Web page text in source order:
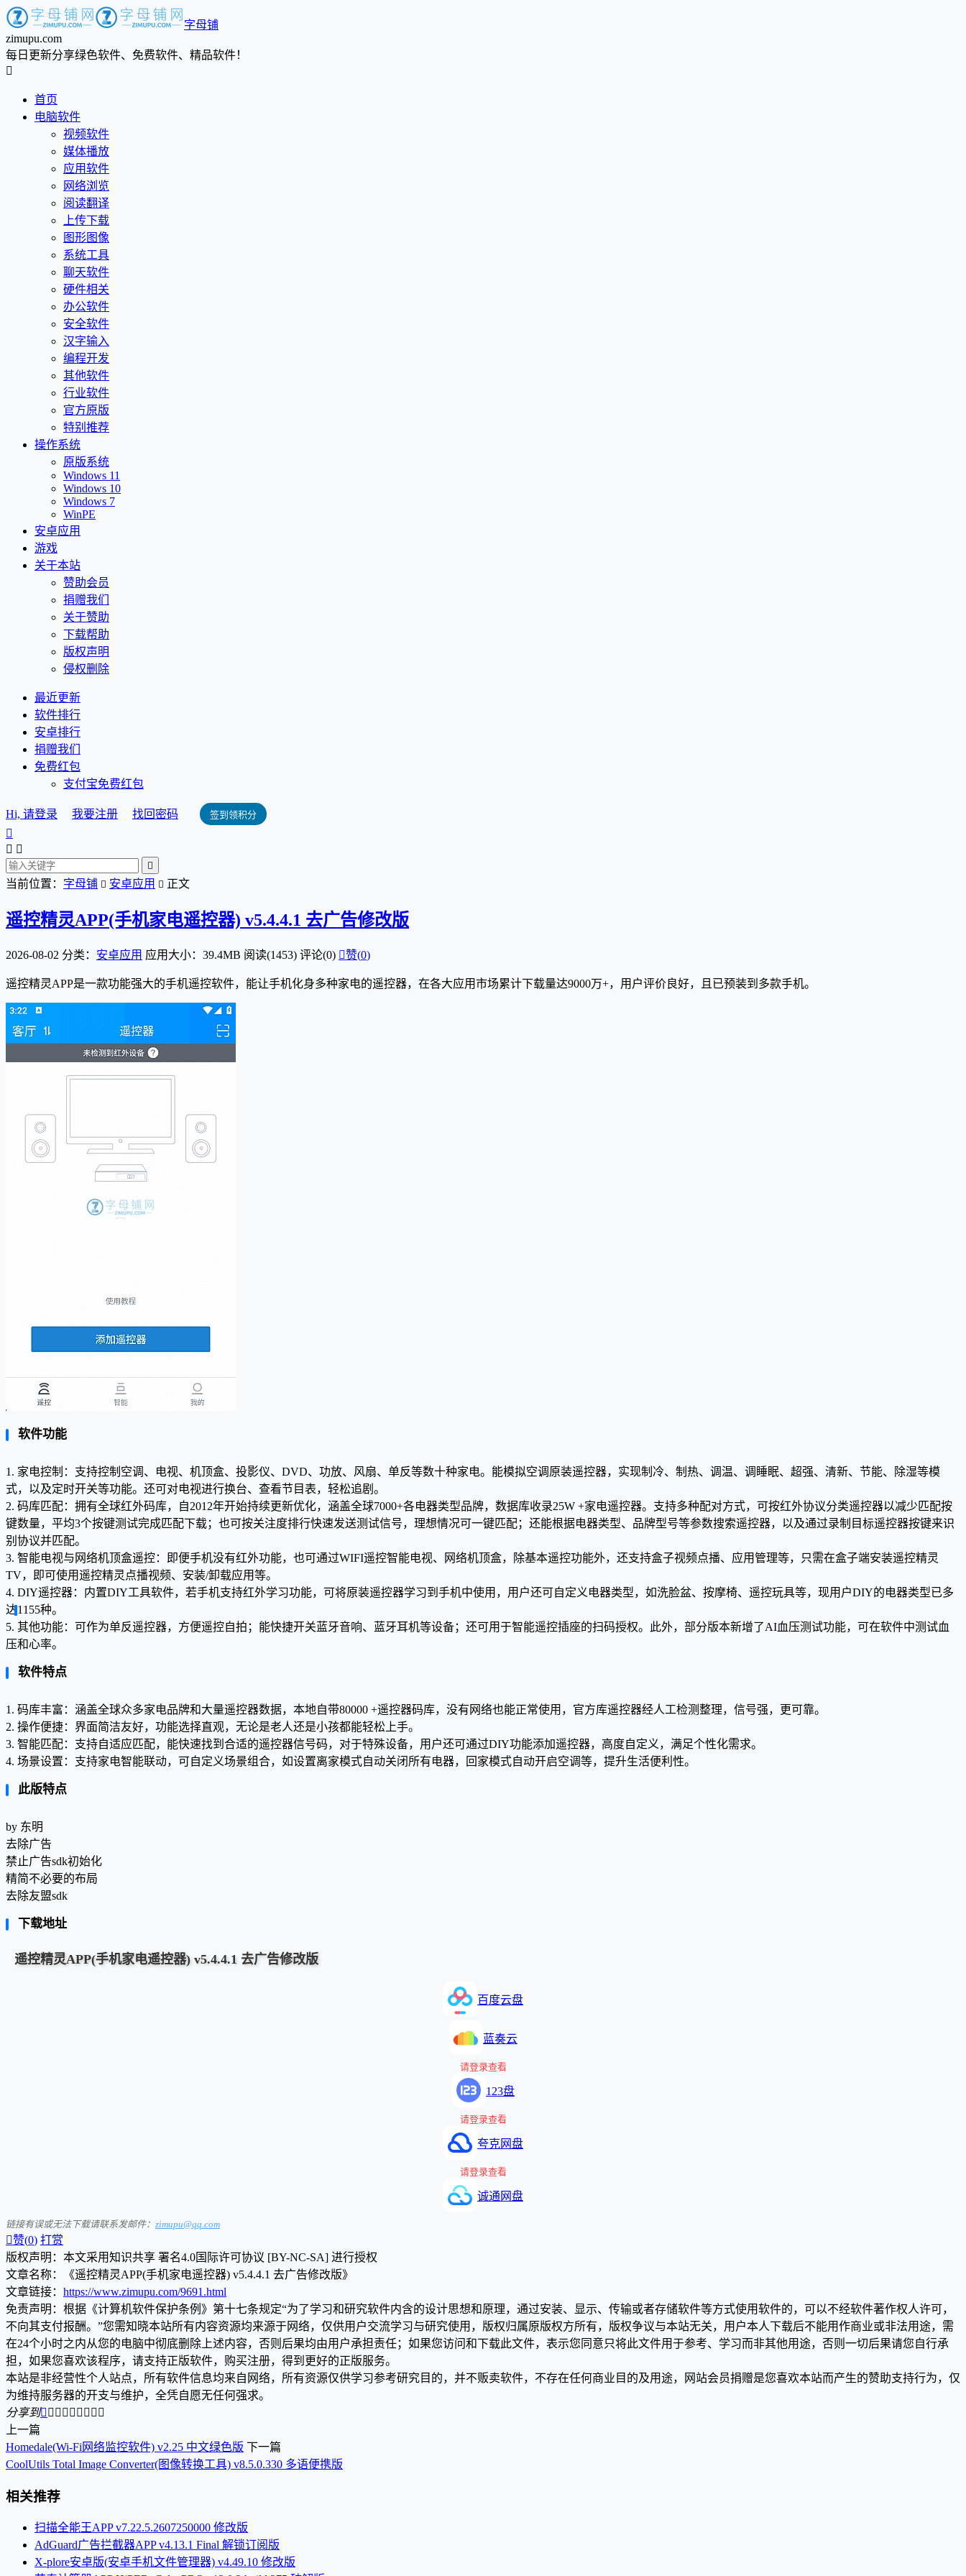
字母铺
zimupu.com
每日更新分享绿色软件、免费软件、精品软件！

首页
电脑软件
视频软件
媒体播放
应用软件
网络浏览
阅读翻译
上传下载
图形图像
系统工具
聊天软件
硬件相关
办公软件
安全软件
汉字输入
编程开发
其他软件
行业软件
官方原版
特别推荐
操作系统
原版系统
Windows 11
Windows 10
Windows 7
WinPE
安卓应用
游戏
关于本站
赞助会员
捐赠我们
关于赞助
下载帮助
版权声明
侵权删除
最近更新
软件排行
安卓排行
捐赠我们
免费红包
支付宝免费红包
Hi, 请登录 我要注册 找回密码 签到领积分

 

当前位置： 字母铺  安卓应用  正文
遥控精灵APP(手机家电遥控器) v5.4.4.1 去广告修改版
2026-08-02 分类： 安卓应用 应用大小：39.4MB 阅读(1453) 评论(0) 赞(0)
遥控精灵APP是一款功能强大的手机遥控软件，能让手机化身多种家电的遥控器，在各大应用市场累计下载量达9000万+，用户评价良好，且已预装到多款手机。
软件功能
1. 家电控制：支持控制空调、电视、机顶盒、投影仪、DVD、功放、风扇、单反等数十种家电。能模拟空调原装遥控器，实现制冷、制热、调温、调睡眠、超强、清新、节能、除湿等模
式，以及定时开关等功能。还可对电视进行换台、查看节目表，轻松追剧。
2. 码库匹配：拥有全球红外码库，自2012年开始持续更新优化，涵盖全球7000+各电器类型品牌，数据库收录25W +家电遥控器。支持多种配对方式，可按红外协议分类遥控器以减少匹配按
键数量，平均3个按键测试完成匹配下载；也可按关注度排行快速发送测试信号，理想情况可一键匹配；还能根据电器类型、品牌型号等参数搜索遥控器，以及通过录制目标遥控器按键来识
别协议并匹配。
3. 智能电视与网络机顶盒遥控：即便手机没有红外功能，也可通过WIFI遥控智能电视、网络机顶盒，除基本遥控功能外，还支持盒子视频点播、应用管理等，只需在盒子端安装遥控精灵
TV，即可使用遥控精灵点播视频、安装/卸载应用等。
4. DIY遥控器：内置DIY工具软件，若手机支持红外学习功能，可将原装遥控器学习到手机中使用，用户还可自定义电器类型，如洗脸盆、按摩椅、遥控玩具等，现用户DIY的电器类型已多
达1155种。
5. 其他功能：可作为单反遥控器，方便遥控自拍；能快捷开关蓝牙音响、蓝牙耳机等设备；还可用于智能遥控插座的扫码授权。此外，部分版本新增了AI血压测试功能，可在软件中测试血
压和心率。
软件特点
1. 码库丰富：涵盖全球众多家电品牌和大量遥控器数据，本地自带80000 +遥控器码库，没有网络也能正常使用，官方库遥控器经人工检测整理，信号强，更可靠。
2. 操作便捷：界面简洁友好，功能选择直观，无论是老人还是小孩都能轻松上手。
3. 智能匹配：支持自适应匹配，能快速找到合适的遥控器信号码，对于特殊设备，用户还可通过DIY功能添加遥控器，高度自定义，满足个性化需求。
4. 场景设置：支持家电智能联动，可自定义场景组合，如设置离家模式自动关闭所有电器，回家模式自动开启空调等，提升生活便利性。
此版特点
by 东明
去除广告
禁止广告sdk初始化
精简不必要的布局
去除友盟sdk
下载地址
遥控精灵APP(手机家电遥控器) v5.4.4.1 去广告修改版
百度云盘
蓝奏云
请登录查看
123盘
请登录查看
夸克网盘
请登录查看
诚通网盘
链接有误或无法下载请联系发邮件： zimupu@qq.com
赞(0) 打赏
版权声明：本文采用知识共享 署名4.0国际许可协议 [BY-NC-SA] 进行授权
文章名称：《遥控精灵APP(手机家电遥控器) v5.4.4.1 去广告修改版》
文章链接： https://www.zimupu.com/9691.html
免责声明：根据《计算机软件保护条例》第十七条规定“为了学习和研究软件内含的设计思想和原理，通过安装、显示、传输或者存储软件等方式使用软件的，可以不经软件著作权人许可，
不向其支付报酬。”您需知晓本站所有内容资源均来源于网络，仅供用户交流学习与研究使用，版权归属原版权方所有，版权争议与本站无关，用户本人下载后不能用作商业或非法用途，需
在24个小时之内从您的电脑中彻底删除上述内容，否则后果均由用户承担责任；如果您访问和下载此文件，表示您同意只将此文件用于参考、学习而非其他用途，否则一切后果请您自行承
担，如果您喜欢该程序，请支持正版软件，购买注册，得到更好的正版服务。
本站是非经营性个人站点，所有软件信息均来自网络，所有资源仅供学习参考研究目的，并不贩卖软件，不存在任何商业目的及用途，网站会员捐赠是您喜欢本站而产生的赞助支持行为，仅
为维持服务器的开支与维护，全凭自愿无任何强求。
分享到        
上一篇
Homedale(Wi-Fi网络监控软件) v2.25 中文绿色版 下一篇
CoolUtils Total Image Converter(图像转换工具) v8.5.0.330 多语便携版
相关推荐
扫描全能王APP v7.22.5.2607250000 修改版
AdGuard广告拦截器APP v4.13.1 Final 解锁订阅版
X-plore安卓版(安卓手机文件管理器) v4.49.10 修改版